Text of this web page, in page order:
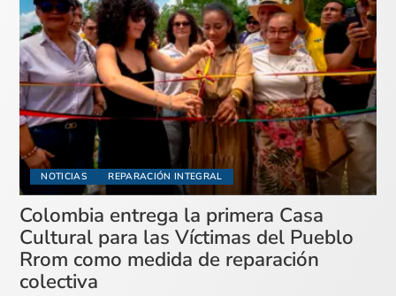
NOTICIAS REPARACIÓN INTEGRAL
Colombia entrega la primera Casa
Cultural para las Víctimas del Pueblo
Rrom como medida de reparación
colectiva